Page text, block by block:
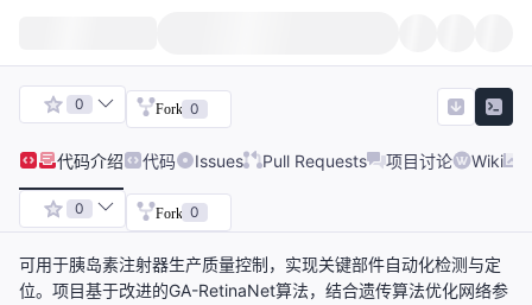
0 Fork 0
代码介绍 代码 Issues Pull Requests 项目讨论 Wiki
0 Fork 0
可用于胰岛素注射器生产质量控制，实现关键部件自动化检测与定
位。项目基于改进的GA-RetinaNet算法，结合遗传算法优化网络参